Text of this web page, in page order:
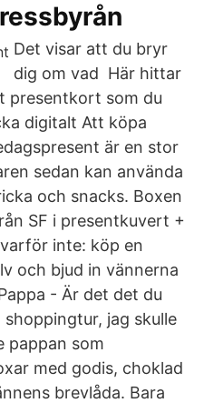
Det visar att du bryr
dig om vad Här hittar
presentkort som du
digitalt Att köpa
är en stor
sedan kan använda
och snacks. Boxen
SF i presentkuvert +
inte: köp en
och bjud in vännerna
- Är det det du
jag skulle
pappan som
med godis, choklad
brevlåda. Bara